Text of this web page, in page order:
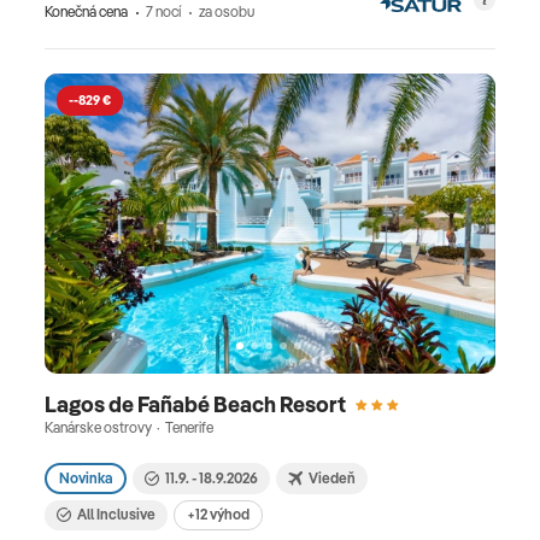
Konečná cena
7 nocí za osobu
--829 €
Lagos de Fañabé Beach Resort
Kanárske ostrovy · Tenerife
Novinka 11.9. - 18.9.2026 Viedeň
All Inclusive +12 výhod